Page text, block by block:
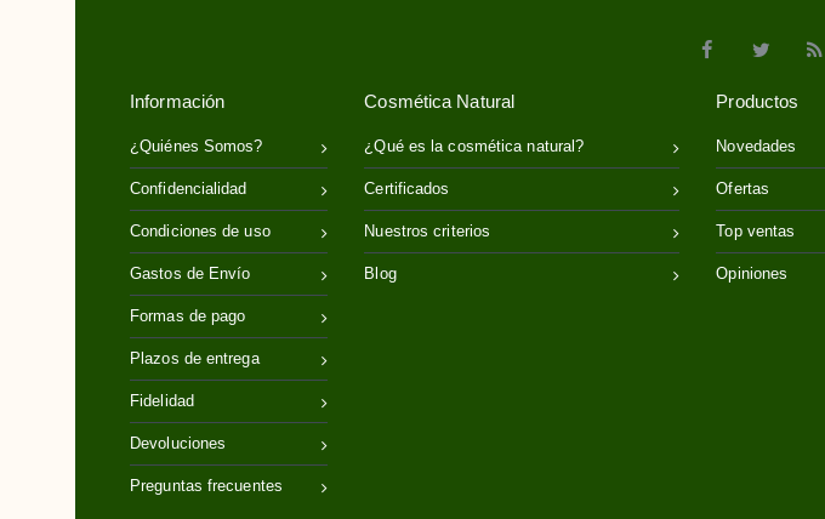
Información
¿Quiénes Somos?
Confidencialidad
Condiciones de uso
Gastos de Envío
Formas de pago
Plazos de entrega
Fidelidad
Devoluciones
Preguntas frecuentes
Cosmética Natural
¿Qué es la cosmética natural?
Certificados
Nuestros criterios
Blog
Productos
Novedades
Ofertas
Top ventas
Opiniones